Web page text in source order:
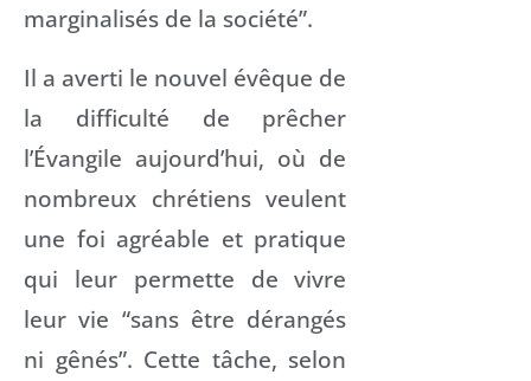
marginalisés de la société”.
Il a averti le nouvel évêque de
la difficulté de prêcher
l’Évangile aujourd’hui, où de
nombreux chrétiens veulent
une foi agréable et pratique
qui leur permette de vivre
leur vie “sans être dérangés
ni gênés”. Cette tâche, selon